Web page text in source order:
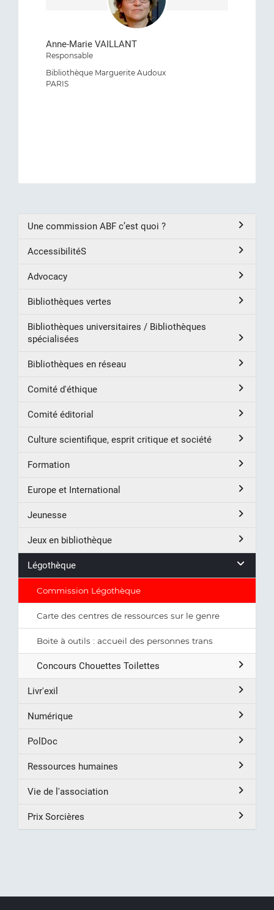
Anne-Marie VAILLANT
Responsable
Bibliothèque Marguerite Audoux
PARIS
Une commission ABF c’est quoi ?
AccessibilitéS
Advocacy
Bibliothèques vertes
Bibliothèques universitaires / Bibliothèques
spécialisées
Bibliothèques en réseau
Comité d'éthique
Comité éditorial
Culture scientifique, esprit critique et société
Formation
Europe et International
Jeunesse
Jeux en bibliothèque
Légothèque
Commission Légothèque
Carte des centres de ressources sur le genre
Boite à outils : accueil des personnes trans
Concours Chouettes Toilettes
Livr'exil
Numérique
PolDoc
Ressources humaines
Vie de l'association
Prix Sorcières